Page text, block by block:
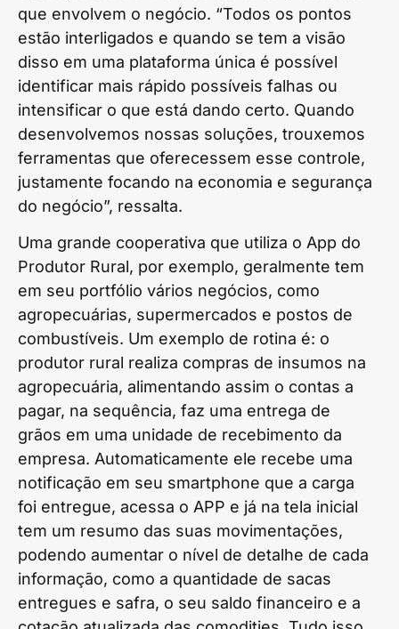
que envolvem o negócio. “Todos os pontos
estão interligados e quando se tem a visão
disso em uma plataforma única é possível
identificar mais rápido possíveis falhas ou
intensificar o que está dando certo. Quando
desenvolvemos nossas soluções, trouxemos
ferramentas que oferecessem esse controle,
justamente focando na economia e segurança
do negócio”, ressalta.
Uma grande cooperativa que utiliza o App do
Produtor Rural, por exemplo, geralmente tem
em seu portfólio vários negócios, como
agropecuárias, supermercados e postos de
combustíveis. Um exemplo de rotina é: o
produtor rural realiza compras de insumos na
agropecuária, alimentando assim o contas a
pagar, na sequência, faz uma entrega de
grãos em uma unidade de recebimento da
empresa. Automaticamente ele recebe uma
notificação em seu smartphone que a carga
foi entregue, acessa o APP e já na tela inicial
tem um resumo das suas movimentações,
podendo aumentar o nível de detalhe de cada
informação, como a quantidade de sacas
entregues e safra, o seu saldo financeiro e a